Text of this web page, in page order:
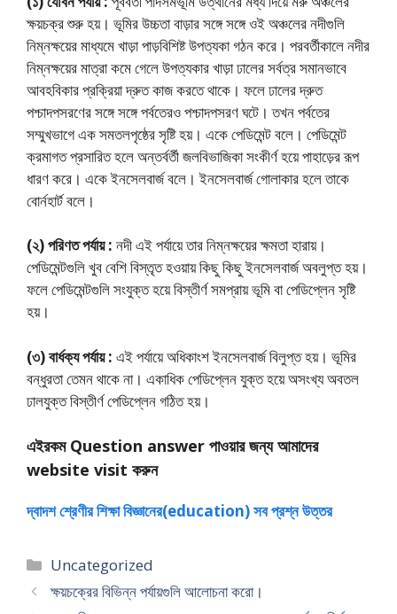
ক্ষয়চক্র শুরু হয়। ভূমির উচ্চতা বাড়ার সঙ্গে সঙ্গে ওই অঞ্চলের নদীগুলি
নিম্নক্ষয়ের মাধ্যমে খাড়া পাড়বিশিষ্ট উপত্যকা গঠন করে। পরবর্তীকালে নদীর
নিম্নক্ষয়ের মাত্রা কমে গেলে উপত্যকার খাড়া ঢালের সর্বত্র সমানভাবে
আবহবিকার প্রক্রিয়া দ্রুত কাজ করতে থাকে। ফলে ঢালের দ্রুত
পশ্চাদপসরণের সঙ্গে সঙ্গে পর্বতেরও পশ্চাদপসরণ ঘটে। তখন পর্বতের
সম্মুখভাগে এক সমতলপৃষ্ঠের সৃষ্টি হয়। একে পেডিমেন্ট বলে। পেডিমেন্ট
ক্রমাগত প্রসারিত হলে অন্তর্বর্তী জলবিভাজিকা সংকীর্ণ হয়ে পাহাড়ের রূপ
ধারণ করে। একে ইনসেলবার্জ বলে। ইনসেলবার্জ গােলাকার হলে তাকে
বাের্নহার্ট বলে।
(২) পরিণত পর্যায় : নদী এই পর্যায়ে তার নিম্নক্ষয়ের ক্ষমতা হারায়।
পেডিমেন্টগুলি খুব বেশি বিস্তৃত হওয়ায় কিছু কিছু ইনসেলবার্জ অবলুপ্ত হয়।
ফলে পেডিমেন্টগুলি সংযুক্ত হয়ে বিস্তীর্ণ সমপ্রায় ভূমি বা পেডিপ্লেন সৃষ্টি
হয়।
(৩) বার্ধক্য পর্যায় : এই পর্যায়ে অধিকাংশ ইনসেলবার্জ বিলুপ্ত হয়। ভূমির
বন্ধুরতা তেমন থাকে না। একাধিক পেডিপ্লেন যুক্ত হয়ে অসংখ্য অবতল
ঢালযুক্ত বিস্তীর্ণ পেডিপ্লেন গঠিত হয়।
এইরকম Question answer পাওয়ার জন্য আমাদের
website visit করুন
দ্বাদশ শ্রেণীর শিক্ষা বিজ্ঞানের(education) সব প্রশ্ন উত্তর
Categories
Uncategorized
ক্ষয়চক্রের বিভিন্ন পর্যায়গুলি আলােচনা করাে।